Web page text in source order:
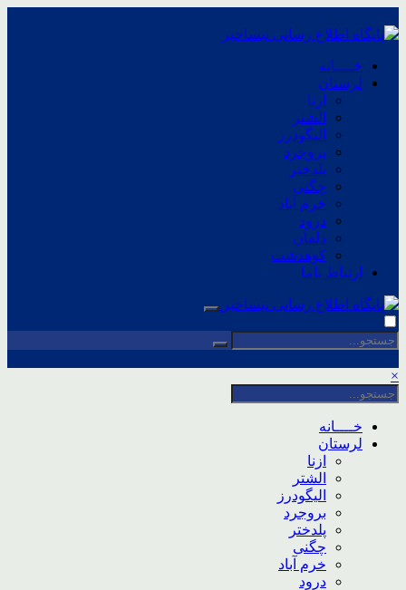
خــــانه
لرستان
ازنا
الشتر
الیگودرز
بروجرد
پلدختر
چگنی
خرم آباد
درود
دلفان
کوهدشت
ارتباط باما
×
خــــانه
لرستان
ازنا
الشتر
الیگودرز
بروجرد
پلدختر
چگنی
خرم آباد
درود